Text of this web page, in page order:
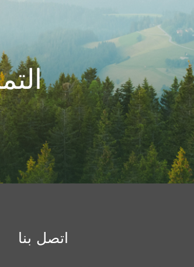
اتصل بنا